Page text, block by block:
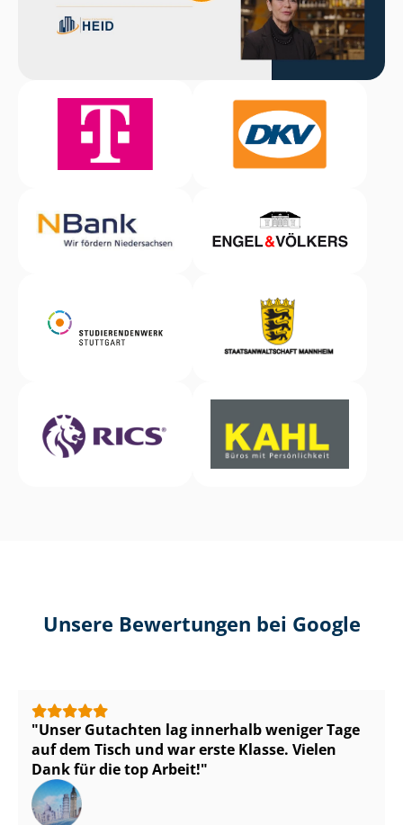
Unsere Bewertungen bei Google
Unser Gutachten lag innerhalb weniger Tage
auf dem Tisch und war erste Klasse. Vielen
Dank für die top Arbeit!